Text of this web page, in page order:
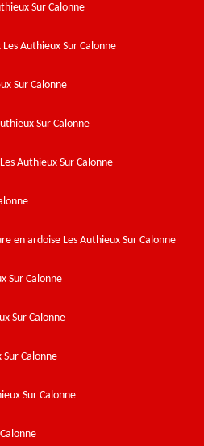
Sur Calonne
Authieux Sur Calonne
Sur Calonne
Sur Calonne
Authieux Sur Calonne
en ardoise Les Authieux Sur Calonne
Sur Calonne
Sur Calonne
Calonne
Sur Calonne